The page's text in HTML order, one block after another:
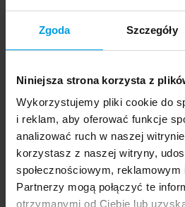
Zgoda Szczegóły
Niniejsza strona korzysta z
Wykorzystujemy pliki cookie do
i reklam, aby oferować funkcje
analizować ruch w naszej
korzystasz z naszej witryny,
społecznościowym,
Partnerzy mogą połączyć te
otrzymanymi od Ciebie lub
Wybierz temat
Ekspert
udzielenie wywiadu
komentarz do artykułu
udział w audycji radiowej na żywo
udział w nagraniu audycji radiowej
udział w audycji telewizyjnej na
udział w nagraniu audycji
Inne
Opisz temat zapytania
Prosimy opisać
wydarzenie, które będą przedmiotem